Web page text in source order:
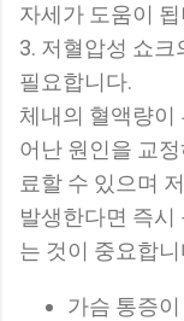
자세가 도움이
3. 저혈압성 쇼
필요합니다.
체내의 혈액량이
어난 원인을 교
료할 수 있으며
발생한다면 즉시
는 것이 중요합니
가슴 통증